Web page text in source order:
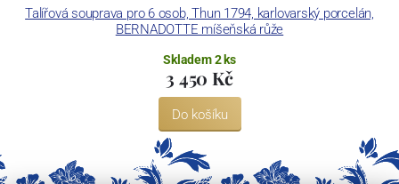
Talířová souprava pro 6 osob, Thun 1794, karlovarský porcelán,
BERNADOTTE míšeňská růže
Skladem 2 ks
3 450 Kč
Do košíku